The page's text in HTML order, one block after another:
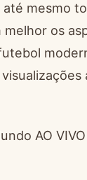
até mesmo
melhor os